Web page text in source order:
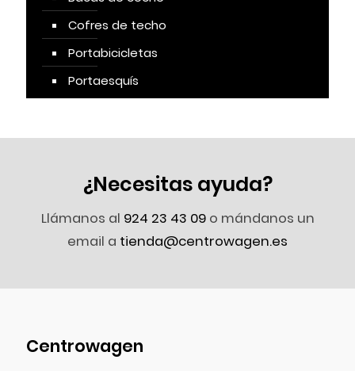
Cofres de techo
Portabicicletas
Portaesquís
¿Necesitas ayuda?
Llámanos al 924 23 43 09o mándanos un
email a tienda@centrowagen.es
Centrowagen